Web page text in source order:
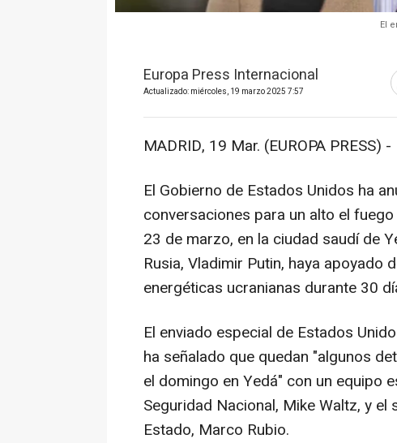
El
Europa Press Internacional
Actualizado: miércoles, 19 marzo 2025 7:57
MADRID, 19 Mar. (EUROPA PRESS) -
El Gobierno de Estados Unidos ha
conversaciones para un alto el
23 de marzo, en la ciudad saudí de
Rusia, Vladimir Putin, haya
energéticas ucranianas durante 30
El enviado especial de Estados
ha señalado que quedan "algunos
el domingo en Yedá" con un equipo
Seguridad Nacional, Mike Waltz, y
Estado, Marco Rubio.